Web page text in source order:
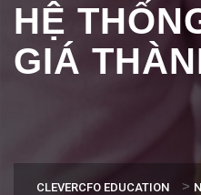
HỆ
GIÁ
CLEVERCFO EDUCATION >